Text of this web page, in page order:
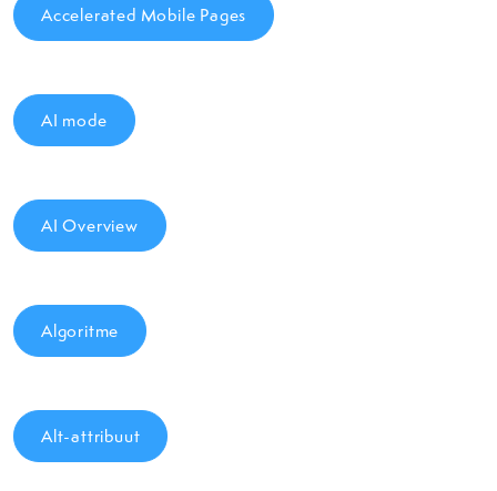
Accelerated Mobile Pages
AI mode
AI Overview
Algoritme
Alt-attribuut